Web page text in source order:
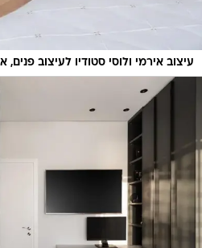
עיצוב אירמי ולוסי סטודיו לעיצוב פנים,